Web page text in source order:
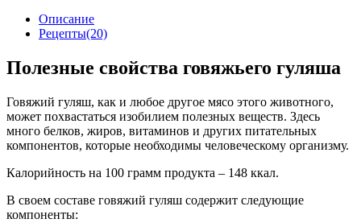
Описание
Рецепты(20)
Полезные свойства говяжьего гуляша
Говяжий гуляш, как и любое другое мясо этого животного,
может похвастаться изобилием полезных веществ. Здесь
много белков, жиров, витаминов и других питательных
компонентов, которые необходимы человеческому организму.
Калорийность на 100 грамм продукта – 148 ккал.
В своем составе говяжий гуляш содержит следующие
компоненты: